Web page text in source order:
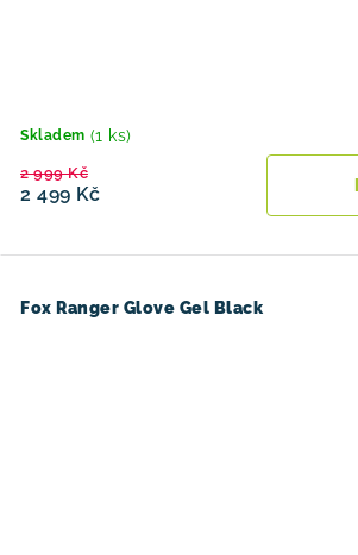
Skladem (1 ks)
2 499 Kč
2 999 Kč
Fox Ranger Glove Gel Black